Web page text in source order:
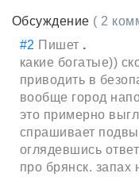
Обсуждение ( 2
#2 Пишет .
какие богатые))
приводить в
вообще город
это примерно
спрашивает
оглядевшись
про брянск. запах